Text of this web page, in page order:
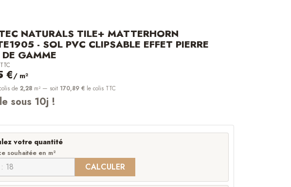
NATURALS TILE+ MATTERHORN
- SOL PVC CLIPSABLE EFFET PIERRE
GAMME
€/ m²
de 2,28 m² — soit 170,89 € le colis TTC
sous 10j !
votre quantité
souhaitée en m²
CALCULER